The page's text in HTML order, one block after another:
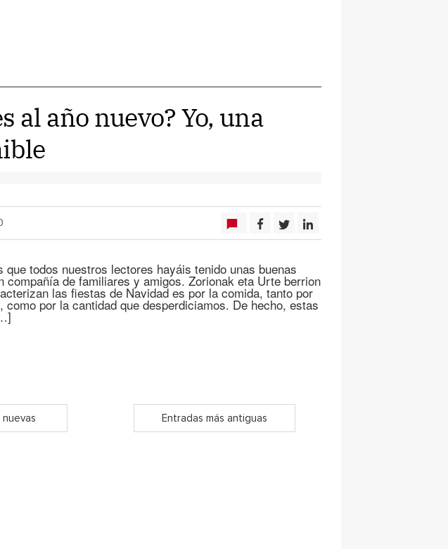
al año nuevo? Yo, una
que todos nuestros lectores hayáis tenido unas buenas
compañía de familiares y amigos. Zorionak eta Urte berrion
las fiestas de Navidad es por la comida, tanto por
como por la cantidad que desperdiciamos. De hecho, estas
nuevas Entradas más antiguas